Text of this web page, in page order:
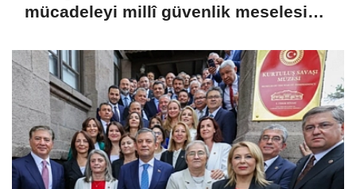
mücadeleyi millî güvenlik meselesi